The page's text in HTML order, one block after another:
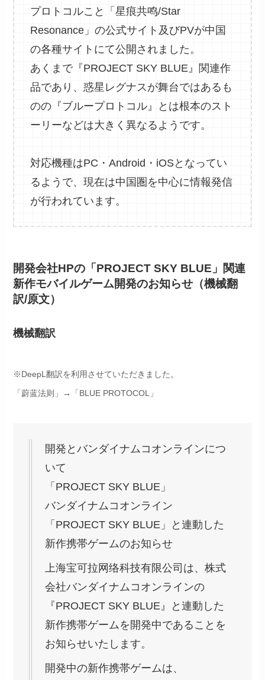
プロトコルこと「星痕共鸣/Star
Resonance」の公式サイト及びPVが中国
の各種サイトにて公開されました。
あくまで『PROJECT SKY BLUE』関連作
品であり、惑星レグナスが舞台ではあるも
のの『ブループロトコル』とは根本のスト
ーリーなどは大きく異なるようです。
対応機種はPC・Android・iOSとなってい
るようで、現在は中国圏を中心に情報発信
が行われています。
開発会社HPの「PROJECT SKY BLUE」関連
新作モバイルゲーム開発のお知らせ（機械翻
訳/原文）
機械翻訳
※DeepL翻訳を利用させていただきました。
「蔚蓝法则」→「BLUE PROTOCOL」
開発とバンダイナムコオンラインにつ
いて
「PROJECT SKY BLUE」
バンダイナムコオンライン
「PROJECT SKY BLUE」と連動した
新作携帯ゲームのお知らせ
上海宝可拉网络科技有限公司は、株式
会社バンダイナムコオンラインの
『PROJECT SKY BLUE』と連動した
新作携帯ゲームを開発中であることを
お知らせいたします。
開発中の新作携帯ゲームは、